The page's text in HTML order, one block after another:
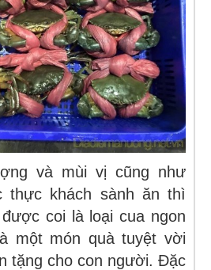
và mùi vị cũng như
thực khách sành ăn thì
coi là loại cua ngon
một món quà tuyệt vời
tặng cho con người. Đặc